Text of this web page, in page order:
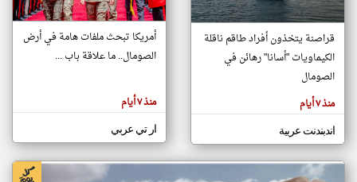
تغيير الدولة
اخبار الصومال على مدار الساعة
أهم اخبار الصومال العاجلة والمباشرة
المقالات
هنا عن
وجهة
كاتبيها.
قراصنة يتخذون أفراد طاقم ناقلة
الكيماويات "أسانا" رهائن في
الصومال
منذ ٧ أيام
اندبندنت عربية
أمريكا تبحث ملفات هامة في أرض
الصومال.. ما علاقة باب ...
منذ ٧ أيام
ار تي عربي
klyoum.com